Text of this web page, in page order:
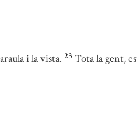
i la vista. 23 Tota la gent,